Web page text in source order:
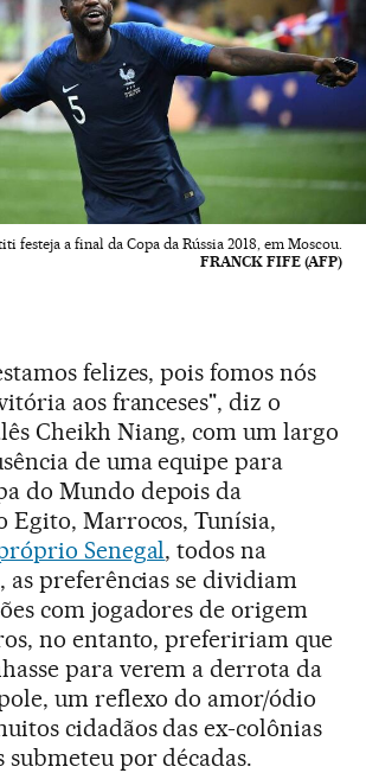
festeja a final da Copa da Rússia 2018, em Moscou.
FRANCK FIFE (AFP)
felizes, pois fomos nós
aos franceses", diz o
Cheikh Niang, com um largo
de uma equipe para
do Mundo depois da
Egito, Marrocos, Tunísia,
Senegal, todos na
as preferências se dividiam
com jogadores de origem
no entanto, prefeririam que
para verem a derrota da
um reflexo do amor/ódio
cidadãos das ex-colônias
submeteu por décadas.